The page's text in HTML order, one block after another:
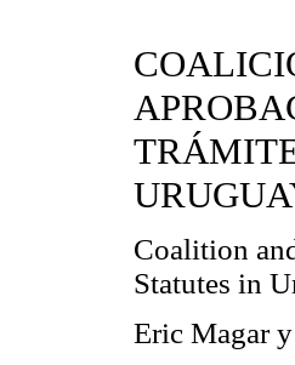
Coalition
Statutes in
Eric Magar